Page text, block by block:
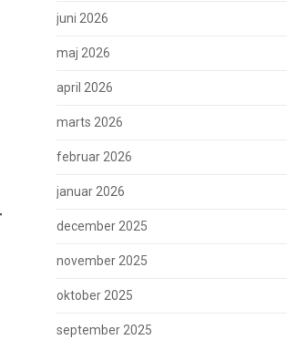
juni 2026
maj 2026
april 2026
marts 2026
februar 2026
januar 2026
december 2025
november 2025
oktober 2025
september 2025